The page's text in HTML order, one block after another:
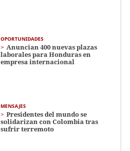
OPORTUNIDADES
Anuncian 400 nuevas plazas
laborales para Honduras en
empresa internacional
MENSAJES
Presidentes del mundo se
solidarizan con Colombia tras
sufrir terremoto